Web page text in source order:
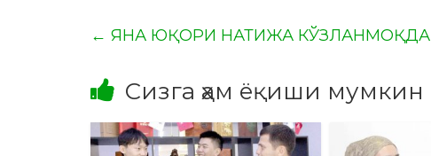
← ЯНА ЮҚОРИ НАТИЖА КЎЗЛАНМОҚДА
Сизга ҳам ёқиши мумкин